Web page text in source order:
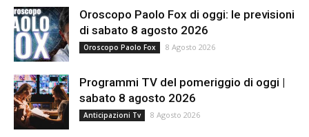
Oroscopo Paolo Fox di oggi: le previsioni
di sabato 8 agosto 2026
Oroscopo Paolo Fox 8 Agosto 2026
Programmi TV del pomeriggio di oggi |
sabato 8 agosto 2026
Anticipazioni Tv 8 Agosto 2026